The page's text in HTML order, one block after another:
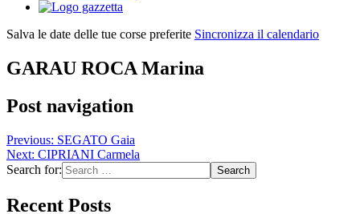
Salva le date delle tue corse preferite Sincronizza il calendario
GARAU ROCA Marina
Post navigation
Previous: SEGATO Gaia
Next: CIPRIANI Carmela
Search for:
Recent Posts